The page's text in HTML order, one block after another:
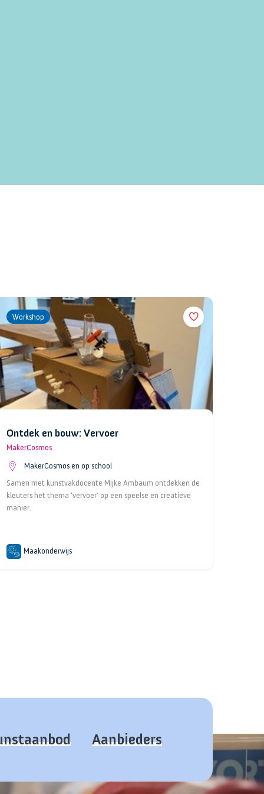
Workshop
Ontdek en bouw: Vervoer
MakerCosmos
MakerCosmos en op school
Samen met kunstvakdocente Mijke Ambaum ontdekken de
kleuters het thema ‘vervoer’ op een speelse en creatieve
manier.
Maakonderwijs
Aanbieders